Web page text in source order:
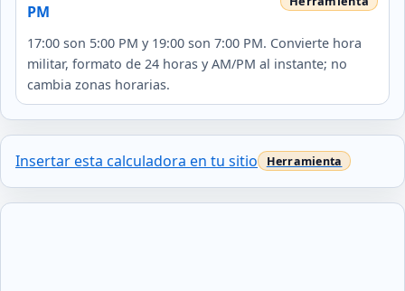
PM
17:00 son 5:00 PM y 19:00 son 7:00 PM. Convierte hora
militar, formato de 24 horas y AM/PM al instante; no
cambia zonas horarias.
Insertar esta calculadora en tu sitio